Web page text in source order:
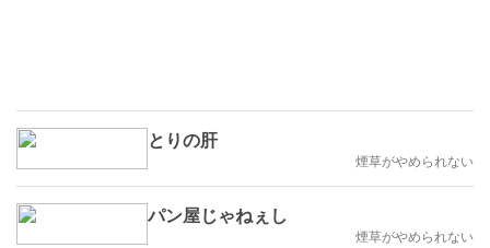
とりの肝
煙草がやめられない
パン屋じゃねぇし
煙草がやめられない